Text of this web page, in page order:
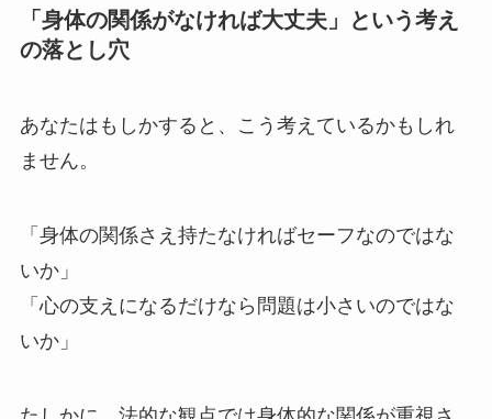
「身体の関係がなければ大丈夫」という考え
の落とし穴
あなたはもしかすると、こう考えているかもしれ
ません。
「身体の関係さえ持たなければセーフなのではな
いか」
「心の支えになるだけなら問題は小さいのではな
いか」